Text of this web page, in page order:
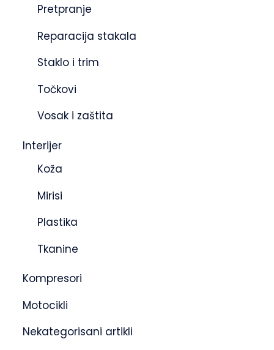
Pretpranje
Reparacija stakala
Staklo i trim
Točkovi
Vosak i zaštita
Interijer
Koža
Mirisi
Plastika
Tkanine
Kompresori
Motocikli
Nekategorisani artikli